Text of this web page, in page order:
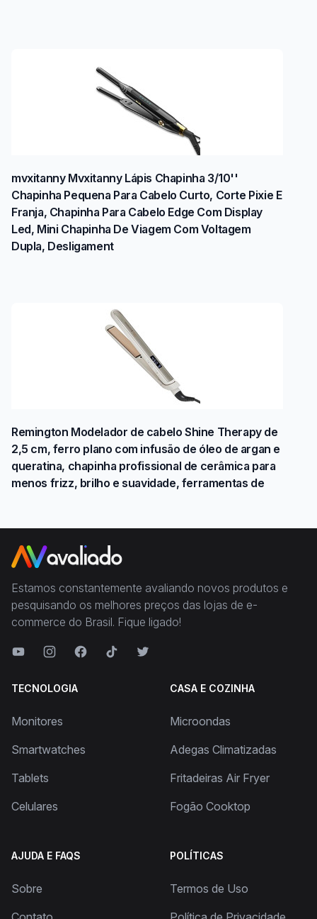
mvxitanny Mvxitanny Lápis Chapinha 3/10''
Chapinha Pequena Para Cabelo Curto, Corte Pixie E
Franja, Chapinha Para Cabelo Edge Com Display
Led, Mini Chapinha De Viagem Com Voltagem
Dupla, Desligament
Remington Modelador de cabelo Shine Therapy de
2,5 cm, ferro plano com infusão de óleo de argan e
queratina, chapinha profissional de cerâmica para
menos frizz, brilho e suavidade, ferramentas de
Estamos constantemente avaliando novos produtos e
pesquisando os melhores preços das lojas de e-
commerce do Brasil. Fique ligado!
TECNOLOGIA
Monitores
Smartwatches
Tablets
Celulares
CASA E COZINHA
Microondas
Adegas Climatizadas
Fritadeiras Air Fryer
Fogão Cooktop
AJUDA E FAQS
Sobre
POLÍTICAS
Termos de Uso